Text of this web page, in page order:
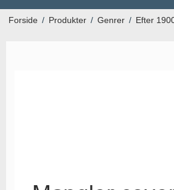
Forside / Produkter / Genrer / Efter